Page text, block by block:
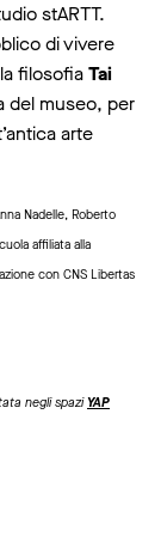
stARTT.
di vivere
filosofiaTai
del museo, per
arte
Nadelle, Roberto
affiliata alla
con CNS Libertas
negli spaziYAP